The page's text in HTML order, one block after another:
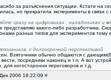
за разъяснения ситуации. Кстати на
но прекратила эксперименты в связи
сразу на цифровиках , наладониках и
представляю какого-либо разработчика.
разных типов для экспериментов тому
с долгосрочной перспективой
Взяточники обычно общаются с
вести, посредники наконец и т.п. А вот
для ногосторонни переговоров и т.д.
2006 18:22:09 #